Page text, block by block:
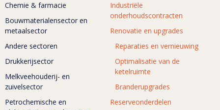
Chemie & farmacie
Bouwmaterialensector en
metaalsector
Andere sectoren
Drukkerijsector
Melkveehouderij- en
zuivelsector
Petrochemische en
Industriële
onderhoudscontracten
Renovatie en upgrades
Reparaties en vernieuwing
Optimalisatie van de
ketelruimte
Branderupgrades
Reserveonderdelen